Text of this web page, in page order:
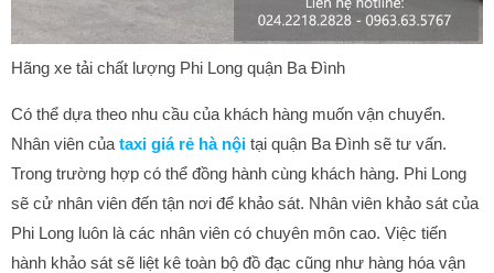
Hãng xe tải chất lượng Phi Long quận Ba Đình
Có thể dựa theo nhu cầu của khách hàng muốn vận chuyển.
Nhân viên của taxi giá rẻ hà nội tại quận Ba Đình sẽ tư vấn.
Trong trường hợp có thể đồng hành cùng khách hàng. Phi Long
sẽ cử nhân viên đến tận nơi để khảo sát. Nhân viên khảo sát của
Phi Long luôn là các nhân viên có chuyên môn cao. Việc tiến
hành khảo sát sẽ liệt kê toàn bộ đồ đạc cũng như hàng hóa vận